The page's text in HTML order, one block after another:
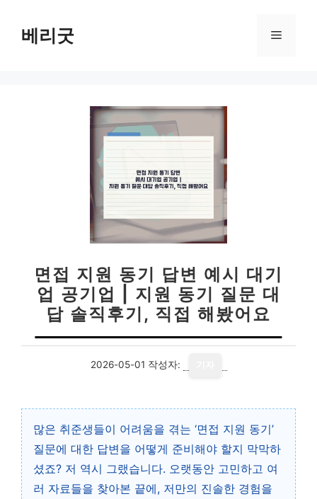
베리굿 메
면접 지원 동기 답변 예시 대기
업 공기업 | 지원 동기 질문 대
답 솔직후기, 직접 해봤어요
2026-05-01 작성자:
많은 취준생들이 어려움을 겪는 ‘면접 지원 동기’
질문에 대한 답변을 어떻게 준비해야 할지 막막하
셨죠? 저 역시 그랬습니다. 오랫동안 고민하고 여
러 자료들을 찾아본 끝에, 저만의 진솔한 경험을